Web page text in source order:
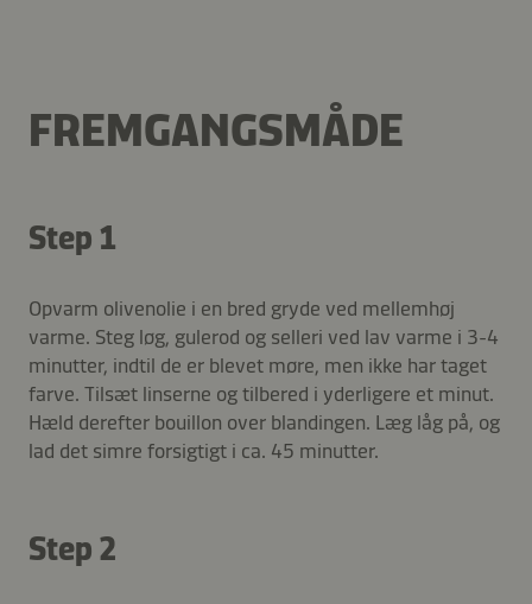
FREMGANGSMÅDE
Step 1
Opvarm olivenolie i en bred gryde ved mellemhøj
varme. Steg løg, gulerod og selleri ved lav varme i 3-4
minutter, indtil de er blevet møre, men ikke har taget
farve. Tilsæt linserne og tilbered i yderligere et minut.
Hæld derefter bouillon over blandingen. Læg låg på, og
lad det simre forsigtigt i ca. 45 minutter.
Step 2